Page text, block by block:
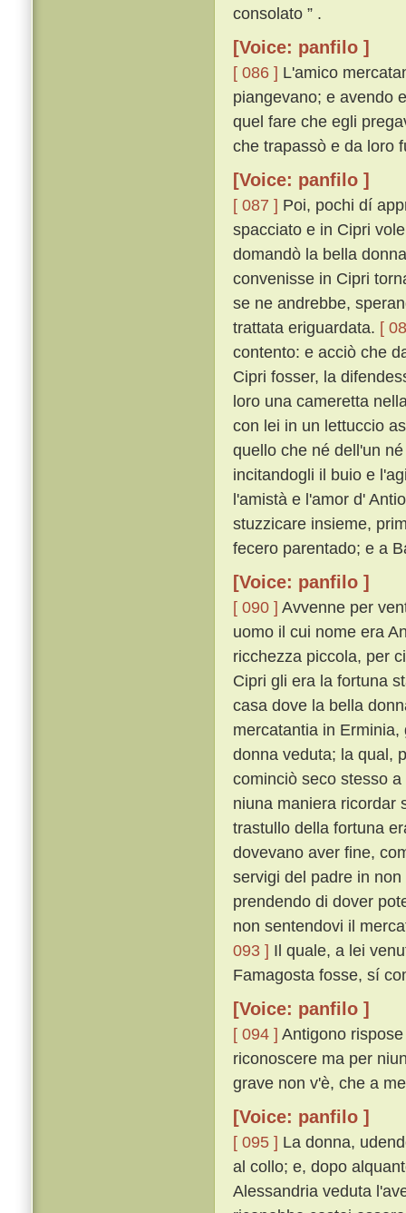
consolato ” .
[Voice: panfilo ]
[ 086 ] L'amico
piangevano; e avendo
quel fare che egli
che trapassò e da loro
[Voice: panfilo ]
[ 087 ] Poi, pochi dí
spacciato e in Cipri
domandò la bella
convenisse in Cipri
se ne andrebbe,
trattata eriguardata. [
contento: e acciò che
Cipri fosser, la
loro una cameretta
con lei in un lettuccio
quello che né dell'un
incitandogli il buio e
l'amistà e l'amor d'
stuzzicare insieme,
fecero parentado; e a
[Voice: panfilo ]
[ 090 ] Avvenne per
uomo il cui nome era
ricchezza piccola, per
Cipri gli era la fortuna
casa dove la bella
mercatantia in
donna veduta; la qual,
cominciò seco stesso
niuna maniera ricordar
trastullo della fortuna
dovevano aver fine,
servigi del padre in
prendendo di dover
non sentendovi il
093 ] Il quale, a lei
Famagosta fosse, sí
[Voice: panfilo ]
[ 094 ] Antigono
riconoscere ma per
grave non v'è, che a
[Voice: panfilo ]
[ 095 ] La donna,
al collo; e, dopo
Alessandria veduta